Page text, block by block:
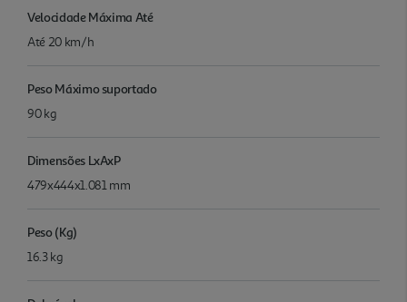
Velocidade Máxima Até
Até 20 km/h
Peso Máximo suportado
90 kg
Dimensões LxAxP
479x444x1.081 mm
Peso (Kg)
16.3 kg